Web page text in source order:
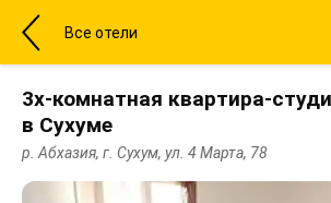
Все отели
3х-комнатная квартира-
в Сухуме
р. Абхазия, г. Сухум, ул. 4 Марта, 78